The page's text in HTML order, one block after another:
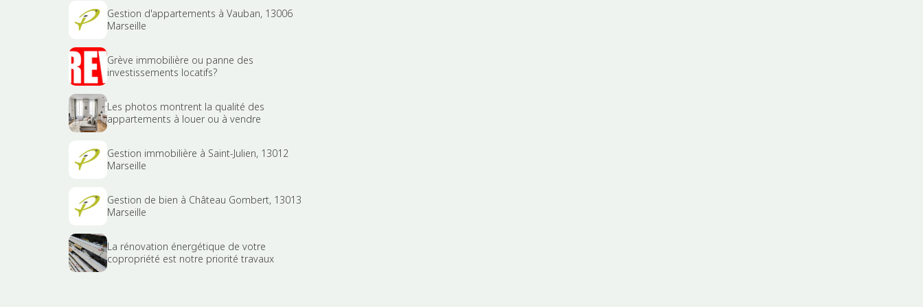
Gestion d'appartements à Vauban, 13006
Marseille
Grève immobilière ou panne des
investissements locatifs?
Les photos montrent la qualité des
appartements à louer ou à vendre
Gestion immobilière à Saint-Julien, 13012
Marseille
Gestion de bien à Château Gombert, 13013
Marseille
La rénovation énergétique de votre
copropriété est notre priorité travaux